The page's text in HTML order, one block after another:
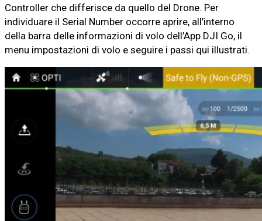
Controller che differisce da quello del Drone. Per
individuare il Serial Number occorre aprire, all’interno
della barra delle informazioni di volo dell’App DJI Go, il
menu impostazioni di volo e seguire i passi qui illustrati.